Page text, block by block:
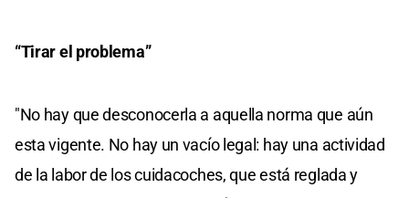
“Tirar el problema”
"No hay que desconocerla a aquella norma que aún
esta vigente. No hay un vacío legal: hay una actividad
de la labor de los cuidacoches, que está reglada y